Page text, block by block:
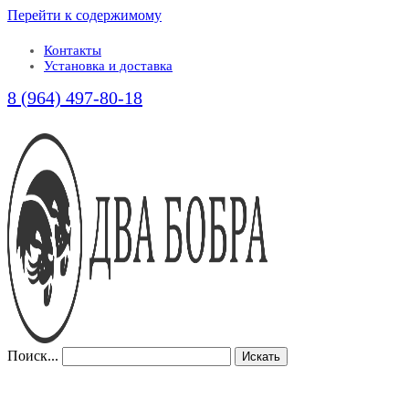
Перейти к содержимому
Контакты
Установка и доставка
8 (964) 497-80-18
Поиск... Искать